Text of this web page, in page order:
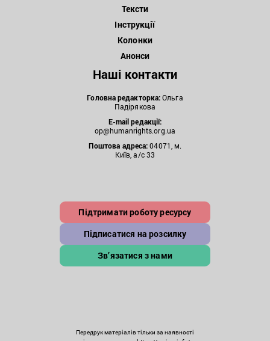
Тексти
Інструкції
Колонки
Анонси
Наші контакти
Головна редакторка:Ольга
Падірякова
E-mail редакції:
op@humanrights.org.ua
Поштова адреса:04071, м.
Київ, а/с 33
Підтримати роботу ресурсу
Підписатися на розсилку
Зв’язатися з нами
Передрук матеріалів тільки за наявності